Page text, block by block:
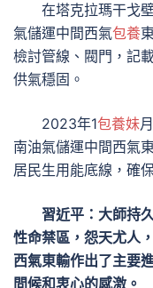
在塔克拉瑪干戈
氣儲運中間西氣包養
檢討管線、閥門，記
供氣穩固。
2023年1包養妹
南油氣儲運中間西氣
居民生用能底線，確
習近平：大師持
性命禁區，怨天尤人
西氣東輸作出了主要
問候和衷心的感激。